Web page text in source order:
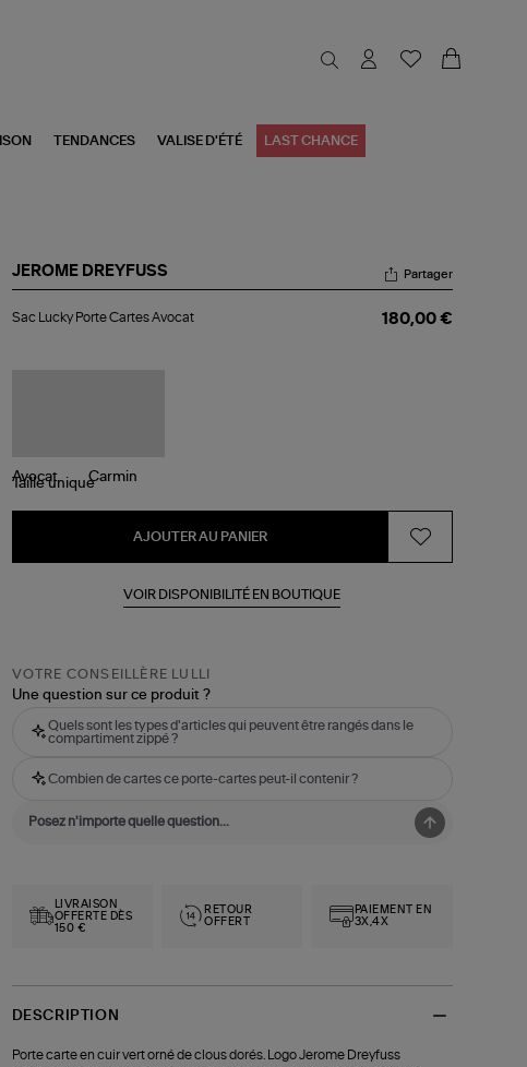
TENDANCES VALISE D'ÉTÉ LAST CHANCE
JEROME DREYFUSS
Lucky
Partager
Sac Lucky Porte Cartes Avocat 180,00 €
Tailleunique
AJOUTER AU PANIER
VOIR DISPONIBILITÉ EN BOUTIQUE
VOTRE CONSEILLÈRE LULLI
Une question sur ce produit ?
Quels sont les types d'articles qui peuvent être rangés dans le
compartiment zippé ?
Combien de cartes ce porte-cartes peut-il contenir ?
LIVRAISON
OFFERTE DÈS
150 €
RETOUR
OFFERT
PAIEMENT EN
3X,4X
DESCRIPTION
Porte carte en cuir vert orné de clous dorés. Logo Jerome Dreyfuss